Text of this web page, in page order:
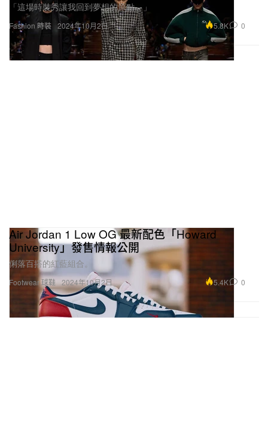
Fashion 時裝
「這場時裝秀讓我回到夢想的原點。」
2024年10月2日 5.8K 0
Footwear 球鞋
Air Jordan 1 Low OG 最新配色「Howard
University」發售情報公開
俐落百搭的紅藍組合。
2024年10月2日 5.4K 0